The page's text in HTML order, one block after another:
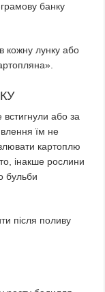
банку
кожну лунку або
або за
їм не
картоплю
інакше рослини
бульби
після поливу